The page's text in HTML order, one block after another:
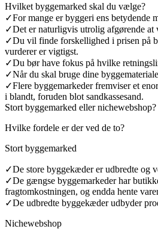
Hvilket byggemarked skal du vælge?
✓For mange er byggeri ens betydende
✓Det er naturligvis utrolig afgørende
✓Du vil finde forskellighed i prisen på
vurderer er vigtigst.
✓Du bør have fokus på hvilke
✓Når du skal bruge dine
✓Flere byggemarkeder fremviser et
i blandt, foruden blot sandkassesand.
Stort byggemarked eller nichewebshop?
Hvilke fordele er der ved de to?
Stort byggemarked
✓De store byggekæder er udbredte og
✓De gængse byggemarkeder har
fragtomkostningen, og endda hente
✓De udbredte byggekæder udbyder
Nichewebshop